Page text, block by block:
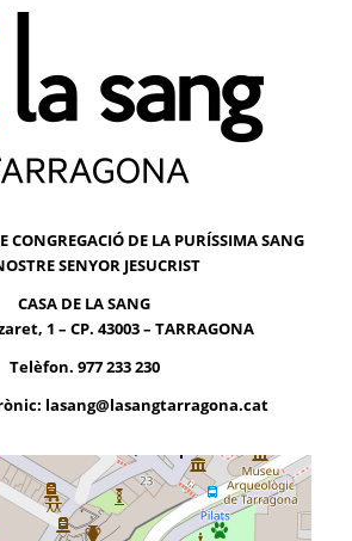
CONGREGACIÓ DE LA PURÍSSIMA SANG
SENYOR JESUCRIST
CASA DE LA SANG
1 – CP. 43003 – TARRAGONA
Telèfon. 977 233 230
lasang@lasangtarragona.cat